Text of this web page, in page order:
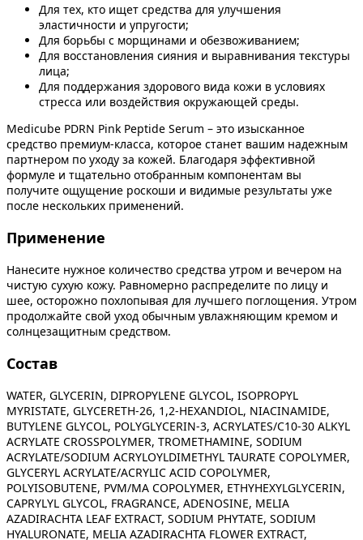
Для тех, кто ищет средства для улучшения
эластичности и упругости;
Для борьбы с морщинами и обезвоживанием;
Для восстановления сияния и выравнивания текстуры
лица;
Для поддержания здорового вида кожи в условиях
стресса или воздействия окружающей среды.
Medicube PDRN Pink Peptide Serum – это изысканное
средство премиум-класса, которое станет вашим надежным
партнером по уходу за кожей. Благодаря эффективной
формуле и тщательно отобранным компонентам вы
получите ощущение роскоши и видимые результаты уже
после нескольких применений.
Применение
Нанесите нужное количество средства утром и вечером на
чистую сухую кожу. Равномерно распределите по лицу и
шее, осторожно похлопывая для лучшего поглощения. Утром
продолжайте свой уход обычным увлажняющим кремом и
солнцезащитным средством.
Состав
WATER, GLYCERIN, DIPROPYLENE GLYCOL, ISOPROPYL
MYRISTATE, GLYCERETH-26, 1,2-HEXANDIOL, NIACINAMIDE,
BUTYLENE GLYCOL, POLYGLYCERIN-3, ACRYLATES/C10-30 ALKYL
ACRYLATE CROSSPOLYMER, TROMETHAMINE, SODIUM
ACRYLATE/SODIUM ACRYLOYLDIMETHYL TAURATE COPOLYMER,
GLYCERYL ACRYLATE/ACRYLIC ACID COPOLYMER,
POLYISOBUTENE, PVM/MA COPOLYMER, ETHYHEXYLGLYCERIN,
CAPRYLYL GLYCOL, FRAGRANCE, ADENOSINE, MELIA
AZADIRACHTA LEAF EXTRACT, SODIUM PHYTATE, SODIUM
HYALURONATE, MELIA AZADIRACHTA FLOWER EXTRACT,